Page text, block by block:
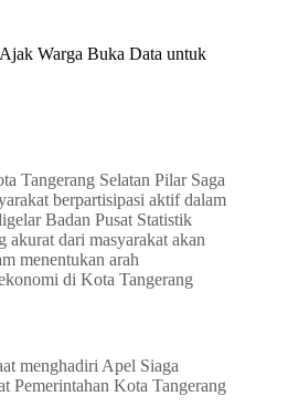
Warga Buka Data untuk
Tangerang Selatan Pilar Saga
berpartisipasi aktif dalam
Badan Pusat Statistik
akurat dari masyarakat akan
menentukan arah
di Kota Tangerang
menghadiri Apel Siaga
Pemerintahan Kota Tangerang